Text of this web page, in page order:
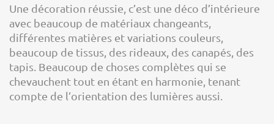
Une décoration réussie, c’est une déco d’intérieure
avec beaucoup de matériaux changeants,
différentes matières et variations couleurs,
beaucoup de tissus, des rideaux, des canapés, des
tapis. Beaucoup de choses complètes qui se
chevauchent tout en étant en harmonie, tenant
compte de l’orientation des lumières aussi.